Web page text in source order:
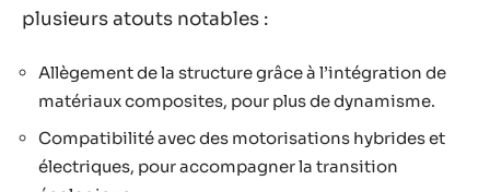
plusieurs atouts notables :
Allègement de la structure grâce à l’intégration de
matériaux composites, pour plus de dynamisme.
Compatibilité avec des motorisations hybrides et
électriques, pour accompagner la transition